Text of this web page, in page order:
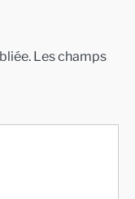
Les champs